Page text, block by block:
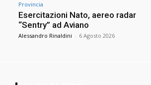
Provincia
Esercitazioni Nato, aereo radar
“Sentry” ad Aviano
Alessandro Rinaldini - 6 Agosto 2026